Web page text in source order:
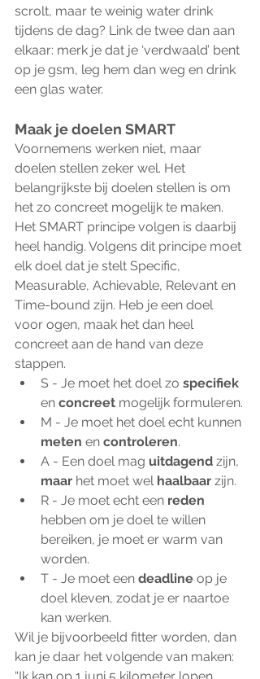
scrolt, maar te weinig water drink
tijdens de dag? Link de twee dan aan
elkaar: merk je dat je ‘verdwaald’ bent
op je gsm, leg hem dan weg en drink
een glas water.
Maak je doelen SMART
Voornemens werken niet, maar
doelen stellen zeker wel. Het
belangrijkste bij doelen stellen is om
het zo concreet mogelijk te maken.
Het SMART principe volgen is daarbij
heel handig. Volgens dit principe moet
elk doel dat je stelt Specific,
Measurable, Achievable, Relevant en
Time-bound zijn. Heb je een doel
voor ogen, maak het dan heel
concreet aan de hand van deze
stappen.
S - Je moet het doel zo specifiek
en concreet mogelijk formuleren.
M - Je moet het doel echt kunnen
meten en controleren.
A - Een doel mag uitdagend zijn,
maar het moet wel haalbaar zijn.
R - Je moet echt een reden
hebben om je doel te willen
bereiken, je moet er warm van
worden.
T - Je moet een deadline op je
doel kleven, zodat je er naartoe
kan werken.
Wil je bijvoorbeeld fitter worden, dan
kan je daar het volgende van maken: